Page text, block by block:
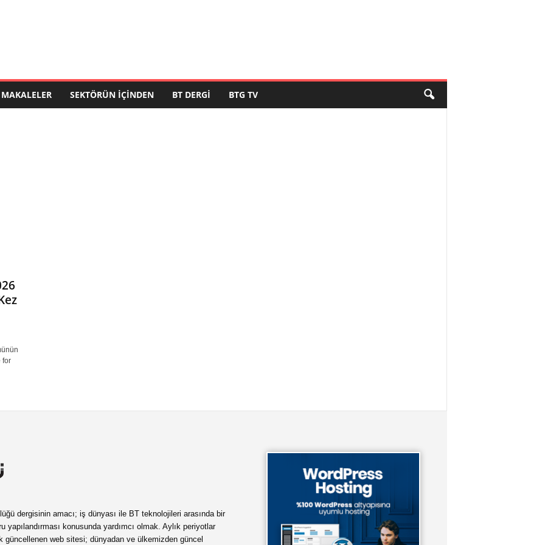
MAKALELER SEKTÖRÜN İÇINDEN BT DERGI BTG TV
for
dergisinin amacı; iş dünyası ile BT teknolojileri arasında bir
yapılandırması konusunda yardımcı olmak. Aylık periyotlar
güncellenen web sitesi; dünyadan ve ülkemizden güncel